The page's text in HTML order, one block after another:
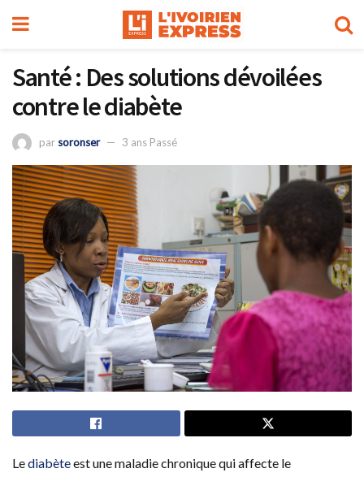
Santé : Des solutions dévoilées
contre le diabète
par soronser 3 ans Passé
Lediabèteest une maladie chronique qui affecte le